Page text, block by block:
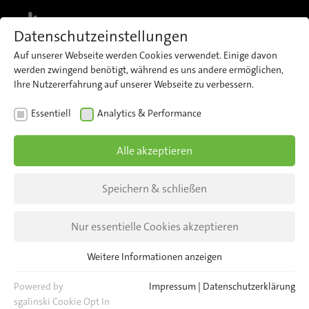
Hinter den Kulissen
Wir sind für Sie da!
Datenschutzeinstellungen
Auf unserer Webseite werden Cookies verwendet. Einige davon
werden zwingend benötigt, während es uns andere ermöglichen,
Ihre Nutzererfahrung auf unserer Webseite zu verbessern.
Essentiell Analytics & Performance
Alle akzeptieren
Speichern & schließen
Nur essentielle Cookies akzeptieren
Essentielle Cookies werden für grundlegende Funktionen der
Webseite benötigt. Dadurch ist gewährleistet, dass die Webseite
Weitere Informationen anzeigen
Powered by
sgalinski Cookie Opt In
Impressum | Datenschutzerklärung